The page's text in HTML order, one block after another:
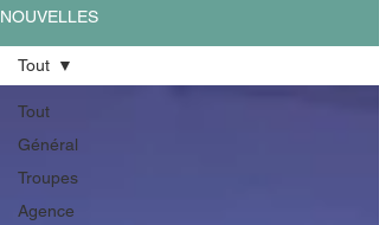
NOUVELLES
Tout
Général
Troupes
Agence
Tout